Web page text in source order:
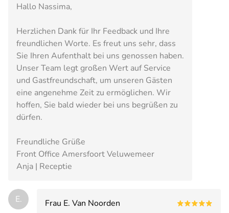
Hallo Nassima,
Herzlichen Dank für Ihr Feedback und Ihre
freundlichen Worte. Es freut uns sehr, dass
Sie Ihren Aufenthalt bei uns genossen haben.
Unser Team legt großen Wert auf Service
und Gastfreundschaft, um unseren Gästen
eine angenehme Zeit zu ermöglichen. Wir
hoffen, Sie bald wieder bei uns begrüßen zu
dürfen.
Freundliche Grüße
Front Office Amersfoort Veluwemeer
Anja | Receptie
E.
Frau E. Van Noorden